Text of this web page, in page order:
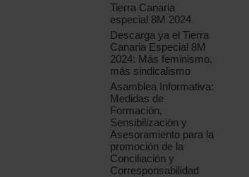
Tierra Canaria
especial 8M 2024
Descarga ya el Tierra
Canaria Especial 8M
2024: Más feminismo,
más sindicalismo
Asamblea Informativa:
Medidas de
Formación,
Sensibilización y
Asesoramiento para la
promoción de la
Conciliación y
Corresponsabilidad